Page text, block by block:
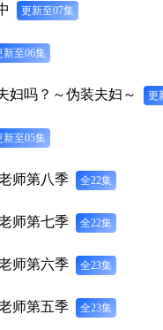
更新至07集
新至06集
妇吗？～伪装夫妇～ 更
新至05集
师第八季 全22集
师第七季 全22集
师第六季 全23集
师第五季 全23集